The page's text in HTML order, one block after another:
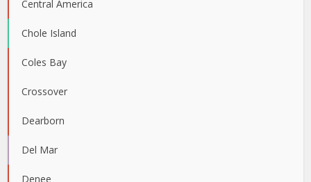
Central America
Chole Island
Coles Bay
Crossover
Dearborn
Del Mar
Denee